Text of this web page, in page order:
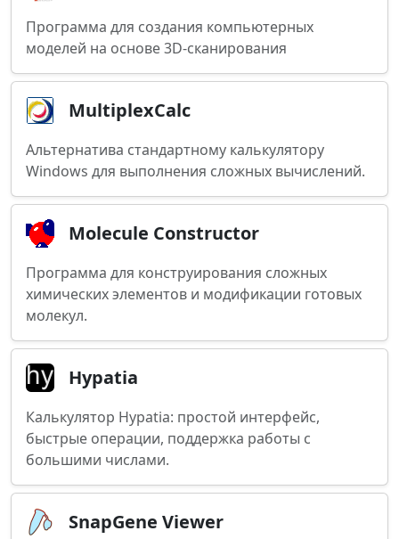
Программа для создания компьютерных
моделей на основе 3D-сканирования
MultiplexCalc
Альтернатива стандартному калькулятору
Windows для выполнения сложных вычислений.
Molecule Constructor
Программа для конструирования сложных
химических элементов и модификации готовых
молекул.
Hypatia
Калькулятор Hypatia: простой интерфейс,
быстрые операции, поддержка работы с
большими числами.
SnapGene Viewer